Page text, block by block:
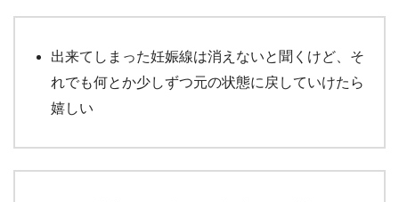
出来てしまった妊娠線は消えないと聞くけど、そ
れでも何とか少しずつ元の状態に戻していけたら
嬉しい